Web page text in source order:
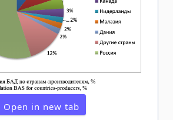
Open in new tab